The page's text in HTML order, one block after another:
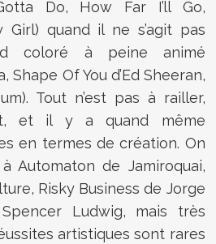
Do, How Far I’ll Go,
Girl) quand il ne s’agit pas
coloré à peine animé
Shape Of You d’Ed Sheeran,
Tout n’est pas à railler,
et il y a quand même
en termes de création. On
Automaton de Jamiroquai,
Risky Business de Jorge
Ludwig, mais très
artistiques sont rares